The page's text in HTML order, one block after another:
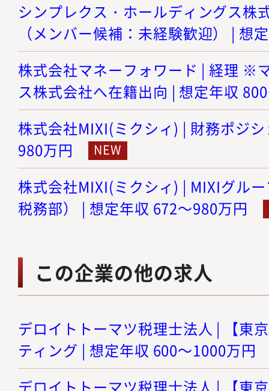
シンプレクス・ホールディングス株
（メンバー候補：未経験歓迎） | 想
株式会社マネーフォワード | 経理 ※
ス株式会社へ在籍出向 | 想定年収
株式会社MIXI(ミクシィ) | 財務ポジ
980万円
株式会社MIXI(ミクシィ) | MIXIグル
税務部） | 想定年収 672～980万円
この企業の他の求人
デロイトトーマツ税理士法人 | 【東
ティング | 想定年収 600～1000万円
デロイトトーマツ税理士法人 | 【東